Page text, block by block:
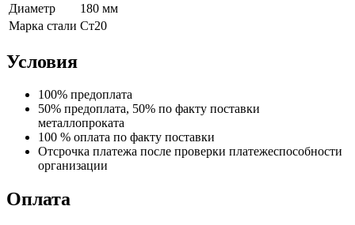
Диаметр
180 мм
Марка стали Ст20
Условия
100% предоплата
50% предоплата, 50% по факту поставки
металлопроката
100 % оплата по факту поставки
Отсрочка платежа после проверки платежеспособности
организации
Оплата